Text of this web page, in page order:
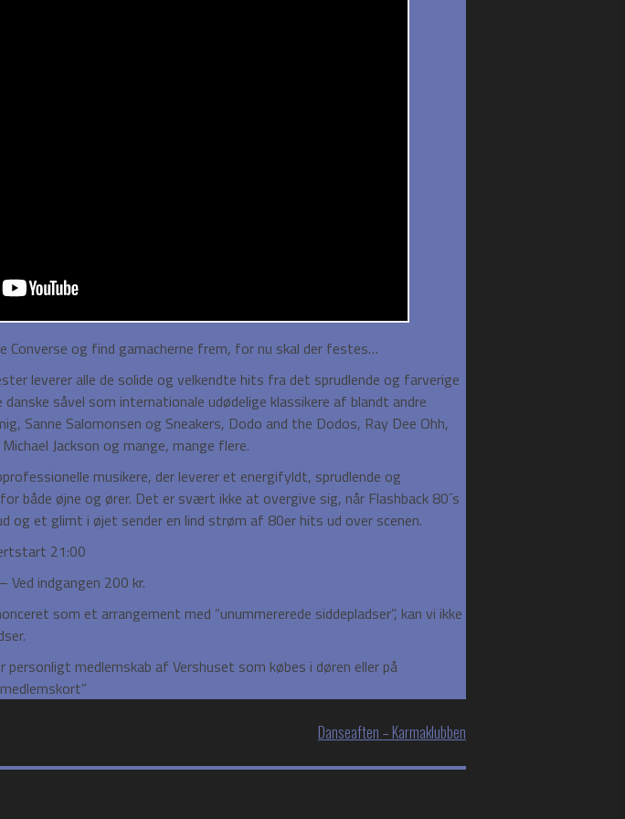
Converse og find gamacherne frem, for nu skal der festes…
leverer alle de solide og velkendte hits fra det sprudlende og farverige
såvel som internationale udødelige klassikere af blandt andre
Sanne Salomonsen og Sneakers, Dodo and the Dodos, Ray Dee Ohh,
Jackson og mange, mange flere.
musikere, der leverer et energifyldt, sprudlende og
både øjne og ører. Det er svært ikke at overgive sig, når Flashback 80´s
og et glimt i øjet sender en lind strøm af 80er hits ud over scenen.
21:00
Ved indgangen 200 kr.
som et arrangement med ”unummererede siddepladser”, kan vi ikke
medlemskab af Vershuset som købes i døren eller på
Danseaften – Karmaklubben